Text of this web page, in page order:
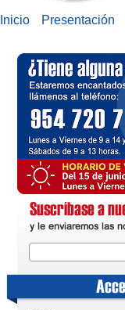
Inicio Presentación